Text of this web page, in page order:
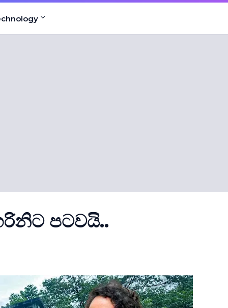
පටවයි..